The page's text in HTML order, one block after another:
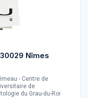
Nîmes
- Centre de
de
du Grau-du-Roi